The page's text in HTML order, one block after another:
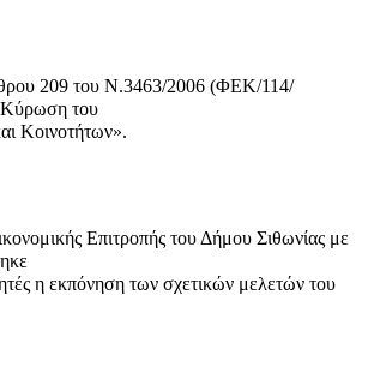
209 του Ν.3463/2006 (ΦΕΚ/114/
του
Κοινοτήτων».
Επιτροπής του Δήμου Σιθωνίας με
η εκπόνηση των σχετικών μελετών του